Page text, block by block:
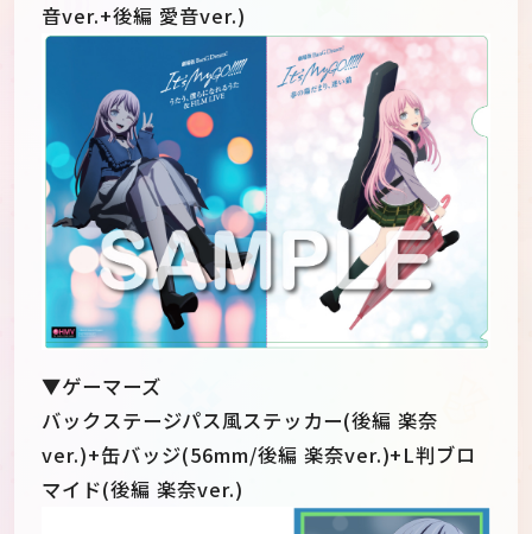
音ver.+後編 愛音ver.)
▼ゲーマーズ
バックステージパス風ステッカー(後編 楽奈
ver.)+缶バッジ(56mm/後編 楽奈ver.)+L判ブロ
マイド(後編 楽奈ver.)